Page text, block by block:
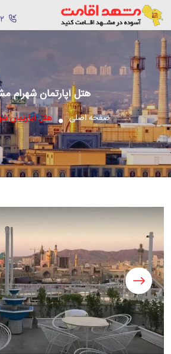
هتل آپارتمان شهرام
صفحه اصلی هتل آپارتمان